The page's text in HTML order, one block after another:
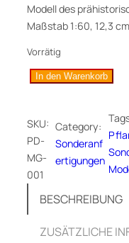
Modell des
Maßstab 1:60, 12,3
Vorrätig
a
c
e
r
t
In den Warenkorb
SKU:
PD-
MG-
001
Category:
Sonderanf
ertigungen
BESCHREIBUNG
ZUSÄTZLICHE